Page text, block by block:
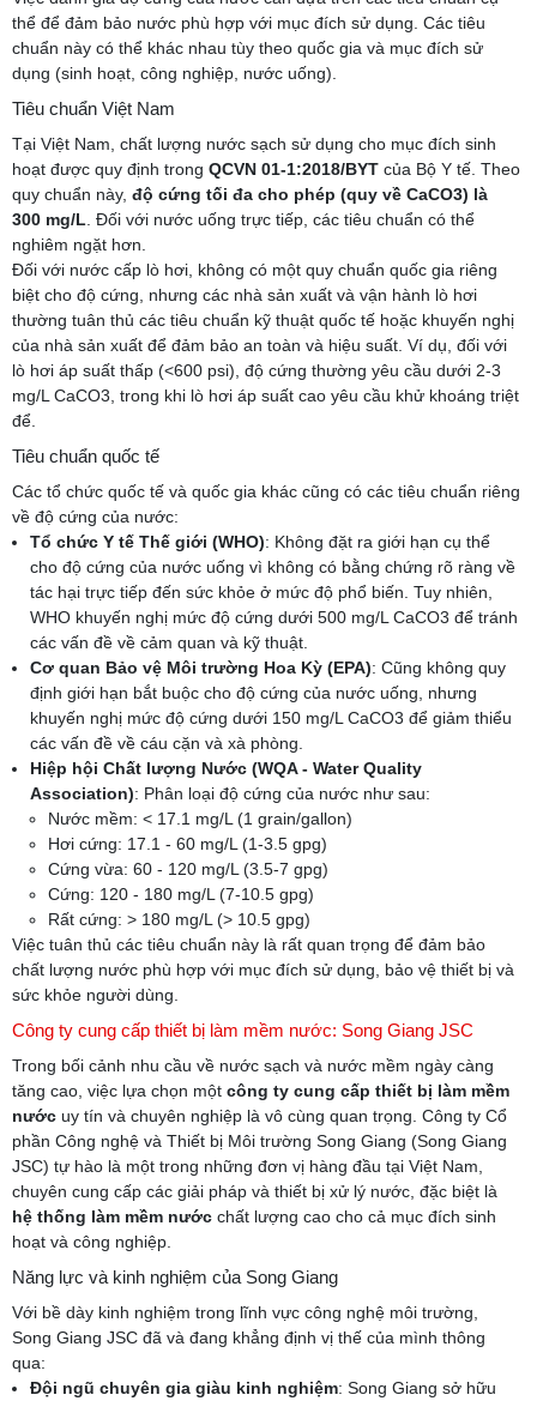
thể để đảm bảo nước phù hợp với mục đích sử dụng. Các tiêu
chuẩn này có thể khác nhau tùy theo quốc gia và mục đích sử
dụng (sinh hoạt, công nghiệp, nước uống).
Tiêu chuẩn Việt Nam
Tại Việt Nam, chất lượng nước sạch sử dụng cho mục đích sinh
hoạt được quy định trong QCVN 01-1:2018/BYT của Bộ Y tế. Theo
quy chuẩn này, độ cứng tối đa cho phép (quy về CaCO3) là
300 mg/L . Đối với nước uống trực tiếp, các tiêu chuẩn có thể
nghiêm ngặt hơn.
Đối với nước cấp lò hơi, không có một quy chuẩn quốc gia riêng
biệt cho độ cứng, nhưng các nhà sản xuất và vận hành lò hơi
thường tuân thủ các tiêu chuẩn kỹ thuật quốc tế hoặc khuyến nghị
của nhà sản xuất để đảm bảo an toàn và hiệu suất. Ví dụ, đối với
lò hơi áp suất thấp (<600 psi), độ cứng thường yêu cầu dưới 2-3
mg/L CaCO3, trong khi lò hơi áp suất cao yêu cầu khử khoáng triệt
để.
Tiêu chuẩn quốc tế
Các tổ chức quốc tế và quốc gia khác cũng có các tiêu chuẩn riêng
về độ cứng của nước:
Tổ chức Y tế Thế giới (WHO): Không đặt ra giới hạn cụ thể
cho độ cứng của nước uống vì không có bằng chứng rõ ràng về
tác hại trực tiếp đến sức khỏe ở mức độ phổ biến. Tuy nhiên,
WHO khuyến nghị mức độ cứng dưới 500 mg/L CaCO3 để tránh
các vấn đề về cảm quan và kỹ thuật.
Cơ quan Bảo vệ Môi trường Hoa Kỳ (EPA): Cũng không quy
định giới hạn bắt buộc cho độ cứng của nước uống, nhưng
khuyến nghị mức độ cứng dưới 150 mg/L CaCO3 để giảm thiểu
các vấn đề về cáu cặn và xà phòng.
Hiệp hội Chất lượng Nước (WQA - Water Quality
Association): Phân loại độ cứng của nước như sau:
Nước mềm: < 17.1 mg/L (1 grain/gallon)
Hơi cứng: 17.1 - 60 mg/L (1-3.5 gpg)
Cứng vừa: 60 - 120 mg/L (3.5-7 gpg)
Cứng: 120 - 180 mg/L (7-10.5 gpg)
Rất cứng: > 180 mg/L (> 10.5 gpg)
Việc tuân thủ các tiêu chuẩn này là rất quan trọng để đảm bảo
chất lượng nước phù hợp với mục đích sử dụng, bảo vệ thiết bị và
sức khỏe người dùng.
Công ty cung cấp thiết bị làm mềm nước: Song Giang JSC
Trong bối cảnh nhu cầu về nước sạch và nước mềm ngày càng
tăng cao, việc lựa chọn một công ty cung cấp thiết bị làm mềm
nước uy tín và chuyên nghiệp là vô cùng quan trọng. Công ty Cổ
phần Công nghệ và Thiết bị Môi trường Song Giang (Song Giang
JSC) tự hào là một trong những đơn vị hàng đầu tại Việt Nam,
chuyên cung cấp các giải pháp và thiết bị xử lý nước, đặc biệt là
hệ thống làm mềm nước chất lượng cao cho cả mục đích sinh
hoạt và công nghiệp.
Năng lực và kinh nghiệm của Song Giang
Với bề dày kinh nghiệm trong lĩnh vực công nghệ môi trường,
Song Giang JSC đã và đang khẳng định vị thế của mình thông
qua:
Đội ngũ chuyên gia giàu kinh nghiệm: Song Giang sở hữu